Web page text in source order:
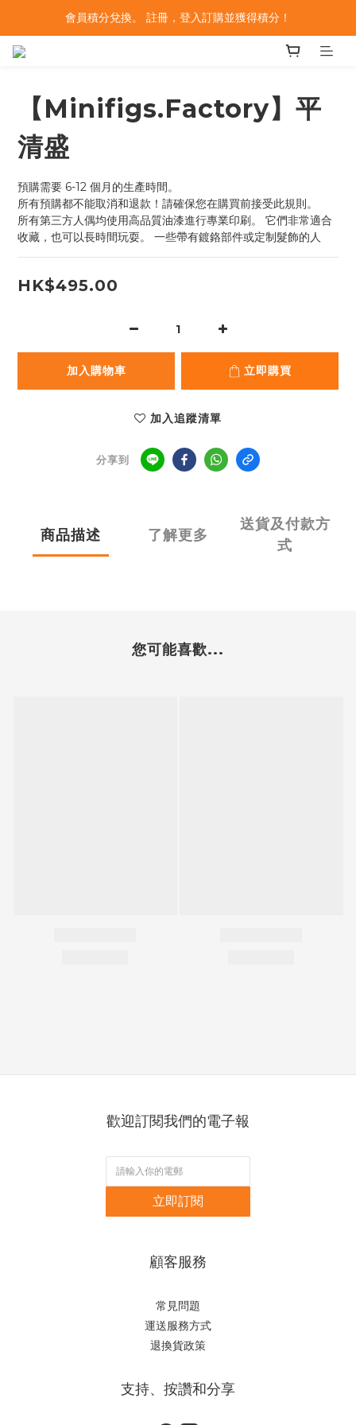
會員積分兌換。 註冊，登入訂購並獲得積分！
【Minifigs.Factory】平
清盛
預購需要 6-12 個月的生產時間。
所有預購都不能取消和退款！請確保您在購買前接受此規則。
所有第三方人偶均使用高品質油漆進行專業印刷。 它們非常適合
收藏，也可以長時間玩耍。 一些帶有鍍鉻部件或定制髮飾的人
HK$495.00
加入購物車 立即購買
加入追蹤清單
分享到
商品描述 了解更多
送貨及付款方
式
您可能喜歡...
歡迎訂閱我們的電子報
立即訂閱
顧客服務
常見問題
運送服務方式
退換貨政策
支持、按讚和分享